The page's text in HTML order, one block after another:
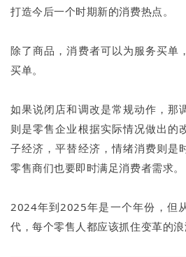
打造今后一个时期新的消费热点。
除了商品，消费者可以为服务买单
买单。
如果说闭店和调改是常规动作，那
则是零售企业根据实际情况做出的
子经济，平替经济，情绪消费则是
零售商们也要即时满足消费者需求。
2024年到2025年是一个年份，但
代，每个零售人都应该抓住变革的浪